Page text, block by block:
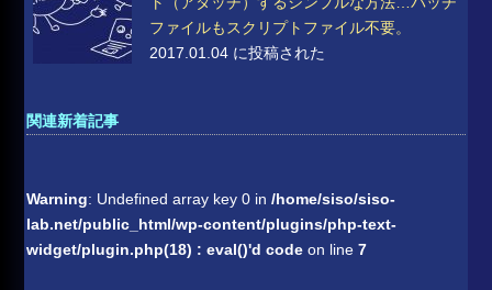
ファイルもスクリプトファイル不要。
2017.01.04 に投稿された
関連新着記事
Warning: Undefined array key 0 in/home/siso/siso-
lab.net/public_html/wp-content/plugins/php-text-
widget/plugin.php(18) : eval()'d code on line7